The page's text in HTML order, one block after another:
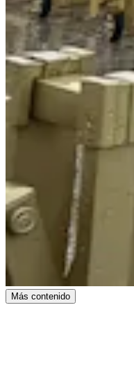
Más contenido